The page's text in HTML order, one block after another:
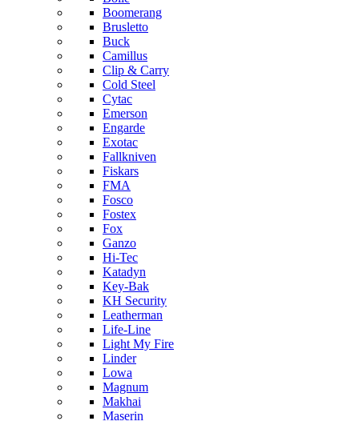
Boomerang
Brusletto
Buck
Camillus
Clip & Carry
Cold Steel
Cytac
Emerson
Engarde
Exotac
Fallkniven
Fiskars
FMA
Fosco
Fostex
Fox
Ganzo
Hi-Tec
Katadyn
Key-Bak
KH Security
Leatherman
Life-Line
Light My Fire
Linder
Lowa
Magnum
Makhai
Maserin